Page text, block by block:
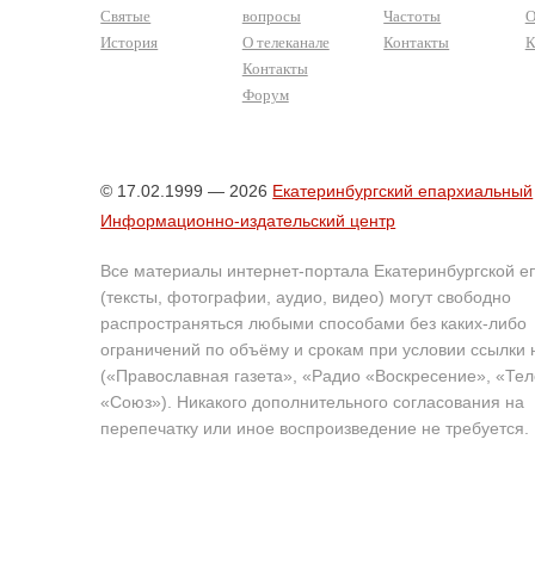
Святые
История
вопросы
О телеканале
Контакты
Форум
Частоты
Контакты
© 17.02.1999 — 2026 Екатеринбургский епархиальный
Информационно-издательский центр
Все материалы интернет-портала Екатеринбургской
(тексты, фотографии, аудио, видео) могут свободно
распространяться любыми способами без каких-либо
ограничений по объёму и срокам при условии ссылки
(«Православная газета», «Радио «Воскресение»,
«Союз»). Никакого дополнительного согласования на
перепечатку или иное воспроизведение не требуется.